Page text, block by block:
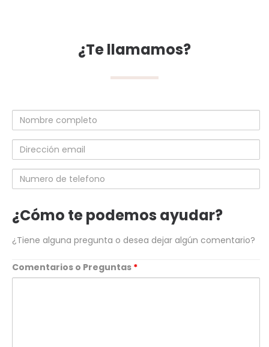
¿Te llamamos?
Nombre
completo
Dirección
email
Numero
de
¿Cómo te podemos ayudar?
¿Tiene alguna pregunta o desea dejar algún comentario?
Comentarios o Preguntas *